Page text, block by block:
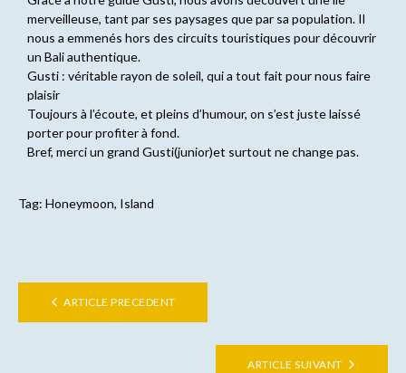
merveilleuse, tant par ses paysages que par sa population. Il
nous a emmenés hors des circuits touristiques pour découvrir
un Bali authentique.
Gusti : véritable rayon de soleil, qui a tout fait pour nous faire
plaisir
Toujours à l’écoute, et pleins d’humour, on s’est juste laissé
porter pour profiter à fond.
Bref, merci un grand Gusti(junior)et surtout ne change pas.
Tag: Honeymoon, Island
ARTICLE PRECEDENT
ARTICLE SUIVANT